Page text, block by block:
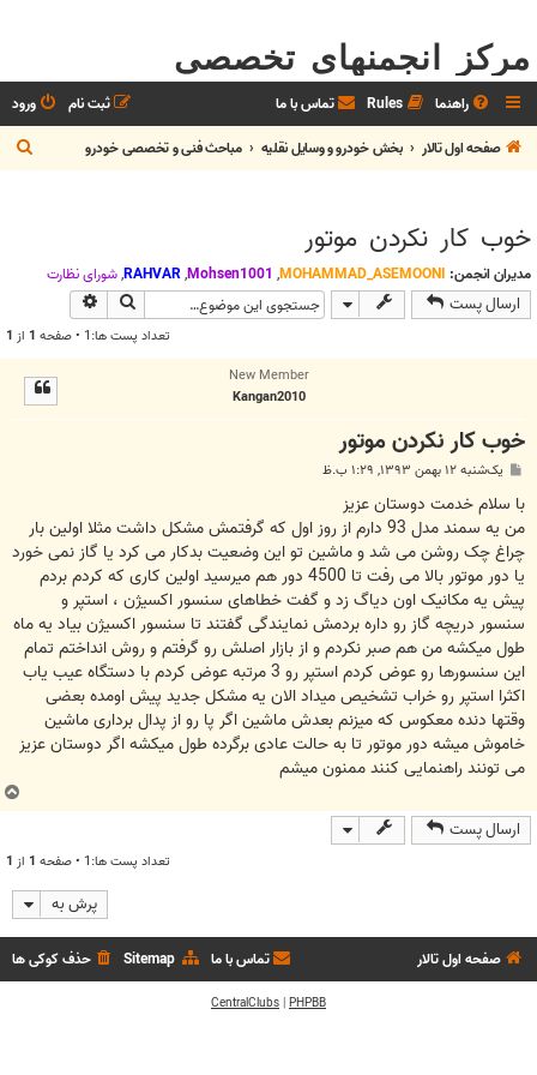
مرکز انجمنهای تخصصی
راهنما Rules تماس با ما ورود
ثبت نام
صفحه اول تالار
بخش خودرو و وسايل نقليه مباحث فنی و تخصصی خودرو
س
خوب کار نکردن موتور
مدیران انجمن: MOHAMMAD_ASEMOONI
,
Mohsen1001
,
RAHVAR
,شوراي نظارت
ارسال پست جستجو
تعداد پست ها:1 • صفحه 1 از 1
New Member
Kangan2010
خوب کار نکردن موتور
ت
یک‌شنبه ۱۲ بهمن ۱۳۹۳, ۱:۲۹ ب.ظ
با سلام خدمت دوستان عزیز
من یه سمند مدل 93 دارم از روز اول که گرفتمش مشکل داشت مثلا اولین بار
چراغ چک روشن می شد و ماشین تو این وضعیت بدکار می کرد یا گاز نمی خورد
یا دور موتور بالا می رفت تا 4500 دور هم میرسید اولین کاری که کردم بردم
پیش یه مکانیک اون دیاگ زد و گفت خطاهای سنسور اکسیژن ، استپر و
سنسور دریچه گاز رو داره بردمش نمایندگی گفتند تا سنسور اکسیژن بیاد یه ماه
طول میکشه من هم صبر نکردم و از بازار اصلش رو گرفتم و روش انداختم تمام
این سنسورها رو عوض کردم استپر رو 3 مرتبه عوض کردم با دستگاه عیب یاب
اکثرا استپر رو خراب تشخیص میداد الان یه مشکل جدید پیش اومده بعضی
وقتها دنده معکوس که میزنم بعدش ماشین اگر پا رو از پدال برداری ماشین
خاموش میشه دور موتور تا به حالت عادی برگرده طول میکشه اگر دوستان عزیز
می تونند راهنمایی کنند ممنون میشم
ارسال پست
تعداد پست ها:1 • صفحه 1 از 1
پرش به
صفحه اول تالار حذف کوکی ها Sitemap تماس با ما
PHPBB
|
CentralClubs